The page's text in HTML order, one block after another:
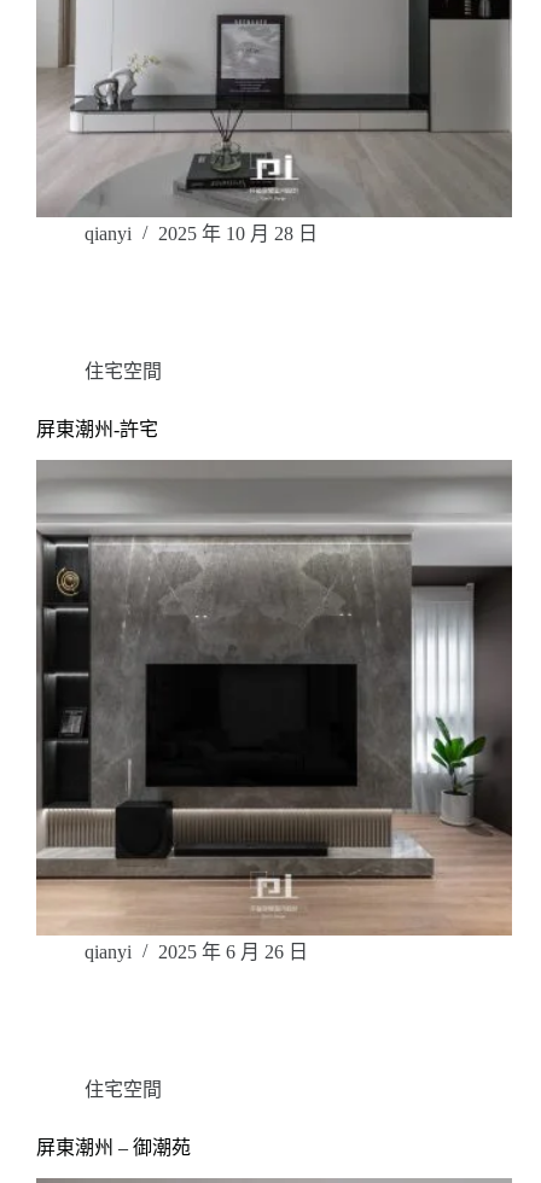
qianyi 2025 年 10 月 28 日
住宅空間
屏東潮州-許宅
qianyi 2025 年 6 月 26 日
住宅空間
屏東潮州 – 御潮苑